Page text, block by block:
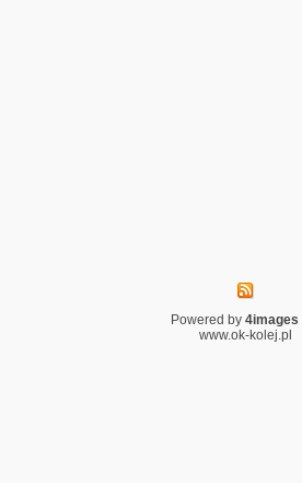
Powered by 4images
www.ok-kolej.pl